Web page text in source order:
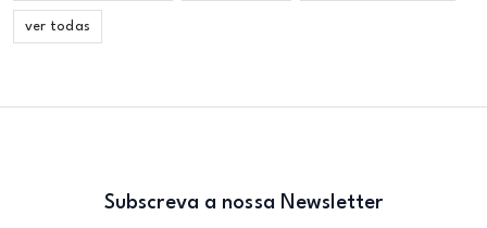
ver todas
Subscreva a nossa Newsletter